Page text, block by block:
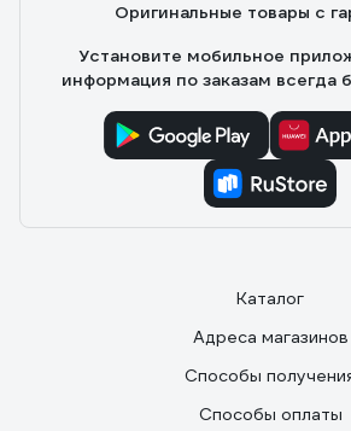
Оригинальные товары с
Установите мобильное
информация по заказам всегда
Каталог
Адреса магазинов
Способы
Способы оплаты